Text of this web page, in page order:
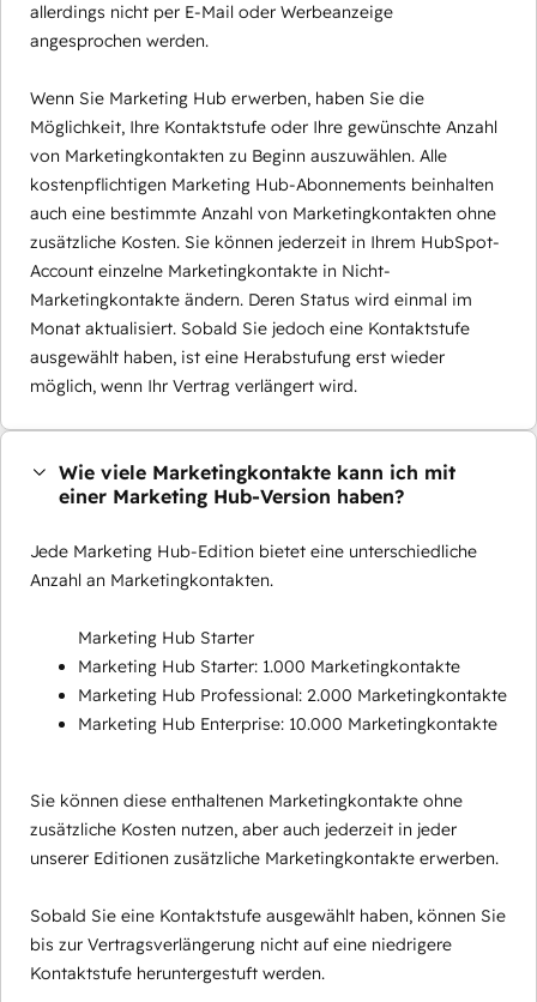
allerdings nicht per E-Mail oder Werbeanzeige
angesprochen werden.
Wenn Sie Marketing Hub erwerben, haben Sie die
Möglichkeit, Ihre Kontaktstufe oder Ihre gewünschte Anzahl
von Marketingkontakten zu Beginn auszuwählen. Alle
kostenpflichtigen Marketing Hub-Abonnements beinhalten
auch eine bestimmte Anzahl von Marketingkontakten ohne
zusätzliche Kosten. Sie können jederzeit in Ihrem HubSpot-
Account einzelne Marketingkontakte in Nicht-
Marketingkontakte ändern. Deren Status wird einmal im
Monat aktualisiert. Sobald Sie jedoch eine Kontaktstufe
ausgewählt haben, ist eine Herabstufung erst wieder
möglich, wenn Ihr Vertrag verlängert wird.
Wie viele Marketingkontakte kann ich mit
einer Marketing Hub-Version haben?
Jede Marketing Hub-Edition bietet eine unterschiedliche
Anzahl an Marketingkontakten.
Marketing Hub Starter
Marketing Hub Starter: 1.000 Marketingkontakte
Marketing Hub Professional: 2.000 Marketingkontakte
Marketing Hub Enterprise: 10.000 Marketingkontakte
Sie können diese enthaltenen Marketingkontakte ohne
zusätzliche Kosten nutzen, aber auch jederzeit in jeder
unserer Editionen zusätzliche Marketingkontakte erwerben.
Sobald Sie eine Kontaktstufe ausgewählt haben, können Sie
bis zur Vertragsverlängerung nicht auf eine niedrigere
Kontaktstufe heruntergestuft werden.